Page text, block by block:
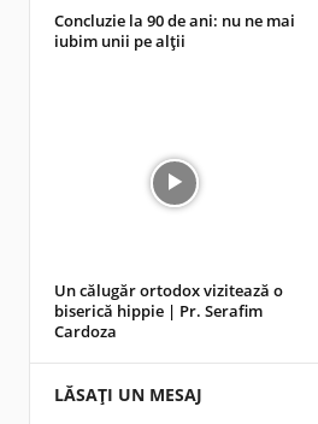
Concluzie la 90 de ani: nu ne mai
iubim unii pe alții
Un călugăr ortodox vizitează o
biserică hippie | Pr. Serafim
Cardoza
LĂSAȚI UN MESAJ